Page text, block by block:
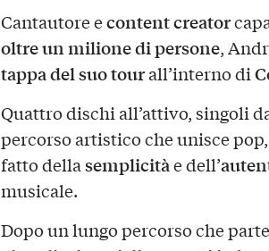
Cantautore econtent creator
oltre un milione di persone,
tappa del suo tourall’interno di
Quattro dischi all’attivo, singoli
percorso artistico che unisce
fatto dellasemplicitàe dell’
musicale.
Dopo un lungo percorso che